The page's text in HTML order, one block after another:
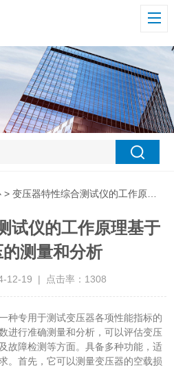
> 变压器特性综合测试仪的工作原理基于电流电压的测量和分析
试仪的工作原理基于
测量和分析
12-19 | 点击率：1308
专用于测试变压器各项性能指标的
进行准确测量和分析，可以评估变压
故障检测等方面。具备多种功能，适
。首先，它可以测量变压器的空载损